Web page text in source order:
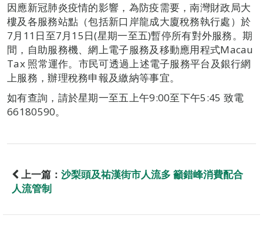
因應新冠肺炎疫情的影響，為防疫需要，南灣財政局大
樓及各服務站點（包括新口岸龍成大廈稅務執行處）於
7月11日至7月15日(星期一至五)暫停所有對外服務。期
間，自助服務機、網上電子服務及移動應用程式Macau
Tax 照常運作。市民可透過上述電子服務平台及銀行網
上服務，辦理稅務申報及繳納等事宜。
如有查詢，請於星期一至五上午9:00至下午5:45 致電
66180590。
上一篇： 沙梨頭及祐漢街市人流多 籲錯峰消費配合
人流管制